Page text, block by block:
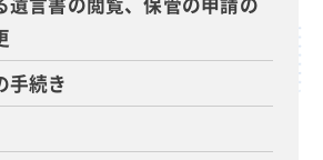
手続き